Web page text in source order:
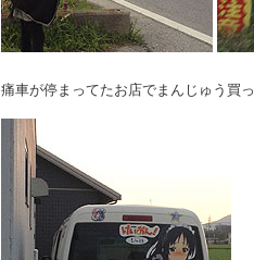
痛車が停まってたお店でまんじゅう買